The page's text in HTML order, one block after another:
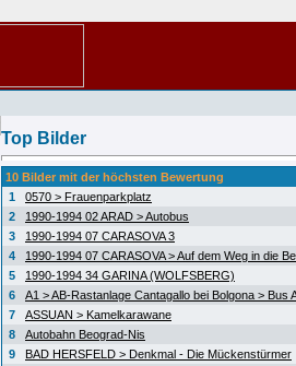
Top Bilder
10 Bilder mit der höchsten Bewertung
1
0570 > Frauenparkplatz
2
1990-1994 02 ARAD > Autobus
3
1990-1994 07 CARASOVA 3
4
1990-1994 07 CARASOVA > Auf dem Weg in die
5
1990-1994 34 GARINA (WOLFSBERG)
6
A1 > AB-Rastanlage Cantagallo bei Bolgona > Bus
7
ASSUAN > Kamelkarawane
8
Autobahn Beograd-Nis
9
BAD HERSFELD > Denkmal - Die Mückenstürmer